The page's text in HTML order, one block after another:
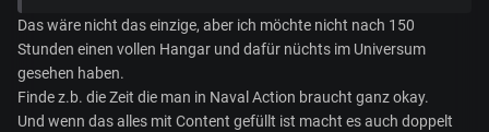
Das wäre nicht das einzige, aber ich möchte nicht nach 150
Stunden einen vollen Hangar und dafür nüchts im Universum
gesehen haben.
Finde z.b. die Zeit die man in Naval Action braucht ganz okay.
Und wenn das alles mit Content gefüllt ist macht es auch doppelt